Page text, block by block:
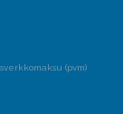
(pvm)